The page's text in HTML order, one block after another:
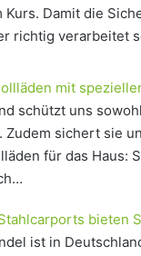
Kurs. Damit die
richtig verarbeitet
mit
schützt uns
sichert sie
für das Haus:
bieten
ist in